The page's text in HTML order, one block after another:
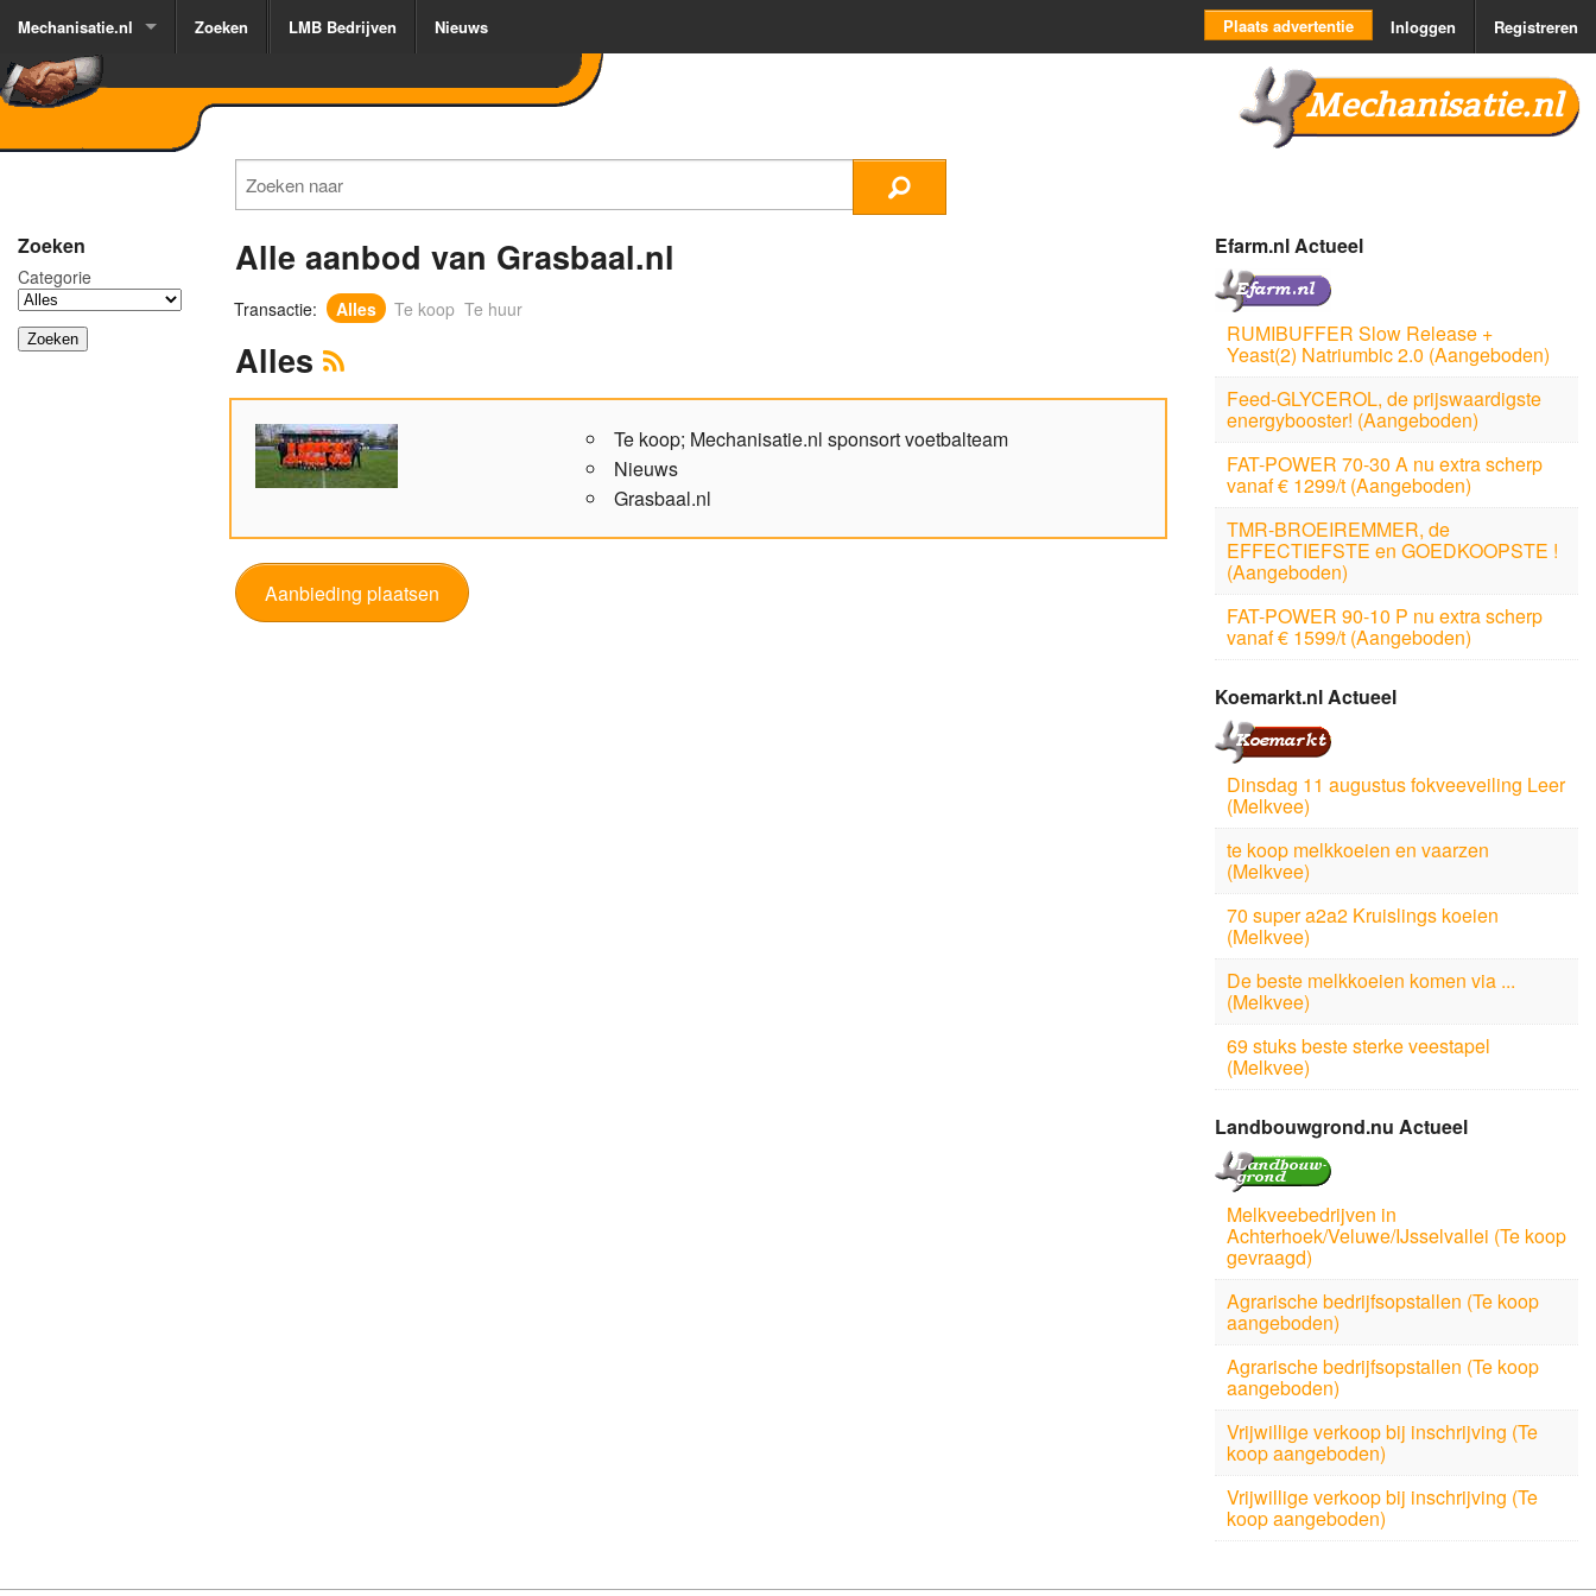
Mechanisatie.nl Zoeken LMB Bedrijven Nieuws Plaats advertentie Inloggen Registreren
Mechanisatie.nl
Zoeken
Categorie Alle aanbod van Grasbaal.nl
Transactie: Alles Te koop Te huur
Alles
Te koop; Mechanisatie.nl sponsort voetbalteam
Nieuws
Grasbaal.nl
Aanbieding plaatsen
Efarm.nl Actueel
RUMIBUFFER Slow Release +
Yeast(2) Natriumbic 2.0 (Aangeboden)
Feed-GLYCEROL, de prijswaardigste
energybooster! (Aangeboden)
FAT-POWER 70-30 A nu extra scherp
vanaf € 1299/t (Aangeboden)
TMR-BROEIREMMER, de
EFFECTIEFSTE en GOEDKOOPSTE !
(Aangeboden)
FAT-POWER 90-10 P nu extra scherp
vanaf € 1599/t (Aangeboden)
Koemarkt.nl Actueel
Dinsdag 11 augustus fokveeveiling Leer
(Melkvee)
te koop melkkoeien en vaarzen
(Melkvee)
70 super a2a2 Kruislings koeien
(Melkvee)
De beste melkkoeien komen via ...
(Melkvee)
69 stuks beste sterke veestapel
(Melkvee)
Landbouwgrond.nu Actueel
Melkveebedrijven in
Achterhoek/Veluwe/IJsselvallei (Te koop
gevraagd)
Agrarische bedrijfsopstallen (Te koop
aangeboden)
Agrarische bedrijfsopstallen (Te koop
aangeboden)
Vrijwillige verkoop bij inschrijving (Te
koop aangeboden)
Vrijwillige verkoop bij inschrijving (Te
koop aangeboden)